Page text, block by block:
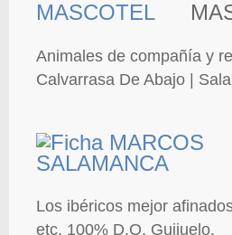
Animales de compañía y
Calvarrasa De Abajo |
Los ibéricos mejor
etc. 100% D.O. Guijuelo.